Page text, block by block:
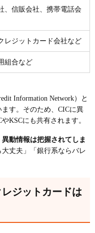
、信販会社、携帯電話会
レジットカード会社など
組合など
Information Network）と
す。そのため、CICに異
KSCにも共有されます。
動情報は把握されてしま
丈夫」「銀行系ならバレ
ジットカードは